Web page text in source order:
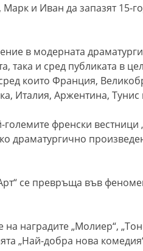
и Иван да запазят 15-
в модерната
така и сред публиката в
които Франция,
Италия, Аржентина, Тунис
френски вестници
драматургично
се превръща във
на наградите „Молиер“,
„Най-добра нова